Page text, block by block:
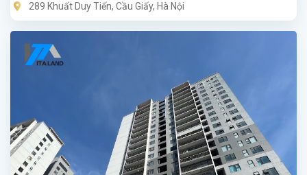
289 Khuất Duy Tiến, Cầu Giấy, Hà Nội